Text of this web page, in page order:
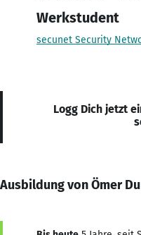
Werkstudent
secunet Security
Logg Dich jetzt
Ausbildung von Ömer